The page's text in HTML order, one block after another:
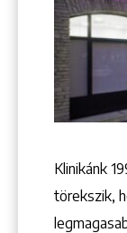
Klinikánk
törekszik,